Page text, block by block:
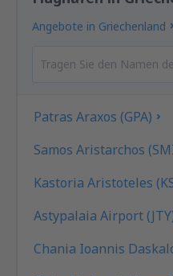
Angebote in Griechenland
Patras Araxos (GPA)
Samos Aristarchos
Kastoria Aristoteles
Astypalaia Airport
Chania Ioannis